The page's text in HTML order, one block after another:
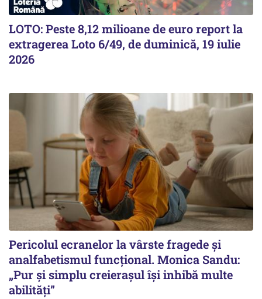
LOTO: Peste 8,12 milioane de euro report la
extragerea Loto 6/49, de duminică, 19 iulie
2026
Pericolul ecranelor la vârste fragede și
analfabetismul funcțional. Monica Sandu:
„Pur și simplu creierașul își inhibă multe
abilități”